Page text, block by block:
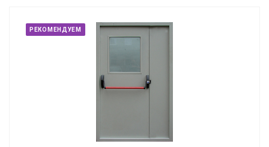
РЕКОМЕНДУЕМ